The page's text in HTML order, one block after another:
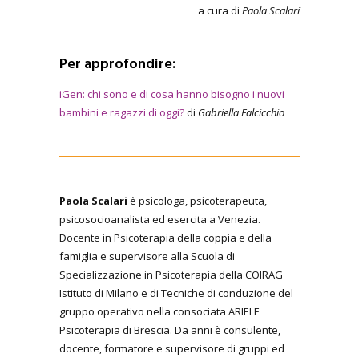
a cura di Paola Scalari
Per approfondire:
iGen: chi sono e di cosa hanno bisogno i nuovi
bambini e ragazzi di oggi?di Gabriella Falcicchio
Paola Scalari è psicologa, psicoterapeuta,
psicosocioanalista ed esercita a Venezia.
Docente in Psicoterapia della coppia e della
famiglia e supervisore alla Scuola di
Specializzazione in Psicoterapia della COIRAG
Istituto di Milano e di Tecniche di conduzione del
gruppo operativo nella consociata ARIELE
Psicoterapia di Brescia. Da anni è consulente,
docente, formatore e supervisore di gruppi ed